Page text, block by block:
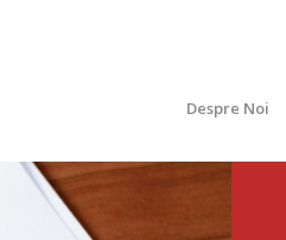
Despre Noi